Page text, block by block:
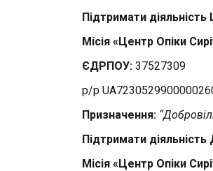
Підтримати діяльність
Місія «Центр Опіки
ЄДРПОУ: 37527309
р/р
Призначення:
Підтримати
Місія «Центр Опіки